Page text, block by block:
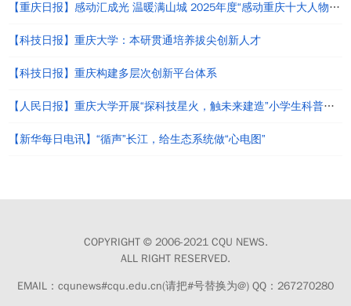
【重庆日报】感动汇成光 温暖满山城 2025年度“感动重庆十大人物”颁奖典礼举行
【科技日报】重庆大学：本研贯通培养拔尖创新人才
【科技日报】重庆构建多层次创新平台体系
【人民日报】重庆大学开展“探科技星火，触未来建造”小学生科普活动
【新华每日电讯】“循声”长江，给生态系统做“心电图”
COPYRIGHT © 2006-2021 CQU NEWS.
ALL RIGHT RESERVED.
EMAIL：cqunews#cqu.edu.cn(请把#号替换为@) QQ：267270280